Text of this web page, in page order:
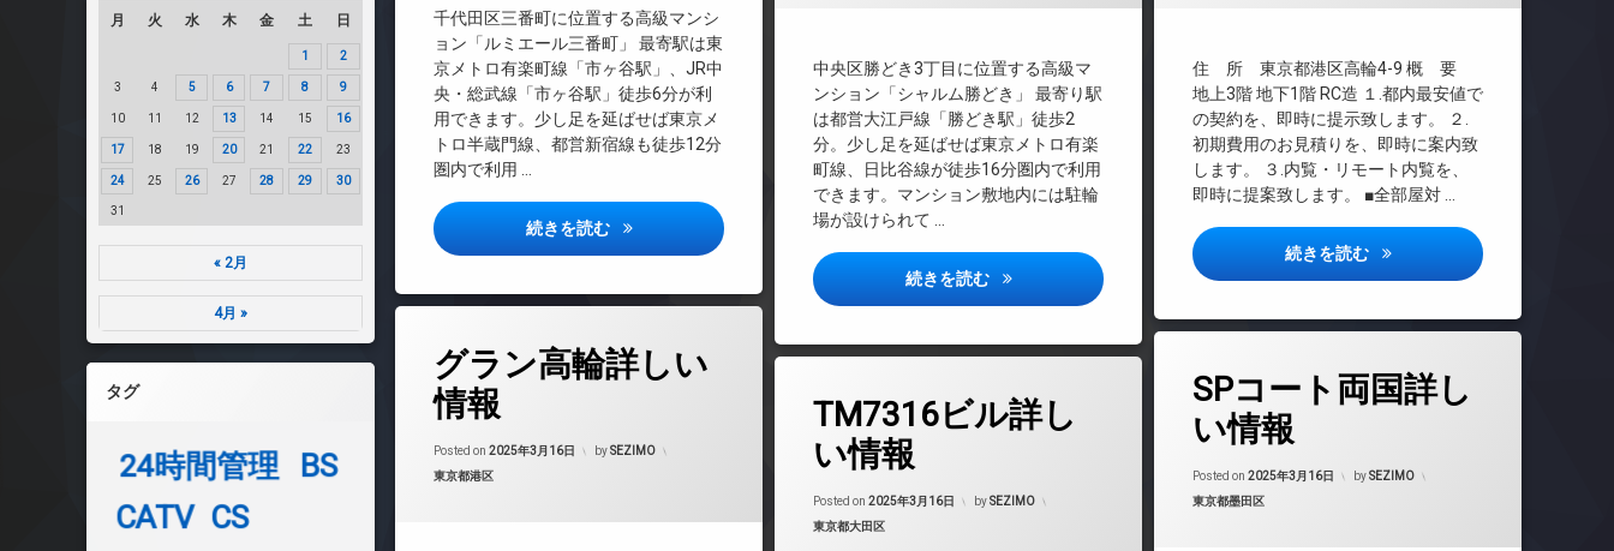
千代田区三番町に位置する高級マンシ
ョン「ルミエール三番町」 最寄駅は東
京メトロ有楽町線「市ヶ谷駅」、JR中
央・総武線「市ヶ谷駅」徒歩6分が利
用できます。少し足を延ばせば東京メ
トロ半蔵門線、都営新宿線も徒歩12分
圏内で利用 …
続きを読む ルミエール三番町詳しい情報
インターネット
エレベーター
オートロック
デザイナーズ
免震構造
内廊下
敷地内ゴミ置き場
防犯カメラ
駐輪場
中央区勝どき3丁目に位置する高級マ
ンション「シャルム勝どき」 最寄り駅
は都営大江戸線「勝どき駅」徒歩2
分。少し足を延ばせば東京メトロ有楽
町線、日比谷線が徒歩16分圏内で利用
できます。マンション敷地内には駐輪
場が設けられて …
続きを読む シャルム勝どき詳しい情報
インターネット無料
エレベーター
オートロック
デザイナーズ
宅配ボックス
敷地内ゴミ置き場
駐輪場
住 所 東京都港区高輪4-9 概 要
地上3階 地下1階 RC造 １.都内最安値で
の契約を、即時に提示致します。 ２.
初期費用のお見積りを、即時に案内致
します。 ３.内覧・リモート内覧を、
即時に提案致します。 ■全部屋対 …
続きを読む テラス高輪ざくろ坂詳しい情報
オートロック
デザイナーズ
宅配ボックス
敷地内ゴミ置き場
防犯カメラ
グラン高輪詳しい
情報
Posted on 2025年3月16日 bySEZIMO
カテゴリー:
東京都港区
24時間管理
CATV
SPコート両国詳し
い情報
Posted on 2025年3月16日 bySEZIMO
カテゴリー:
東京都墨田区
24時間管理
CATV
TM7316ビル詳し
い情報
Posted on 2025年3月16日 bySEZIMO
カテゴリー:
東京都大田区
24時間管理
CATV
月 火 水 木 金 土 日
1 2
3 4 5 6 7 8 9
10 11 12 13 14 15 16
17 18 19 20 21 22 23
24 25 26 27 28 29 30
31
« 2月
4月 »
タグ
24時間管理
BS
CATV CS